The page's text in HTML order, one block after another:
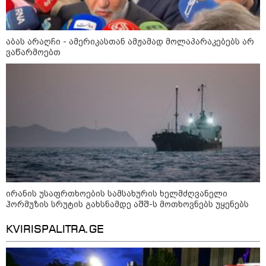
კონფლიქტები
აბას არაღჩი - ამერიკასთან ამჟამად მოლაპარაკებებს არ
ვაწარმოებთ
ირანის უსაფრთხოების სამსახურის ხელმძღვანელი
ჰორმუზის სრუტის გახსნამდე აშშ-ს მოთხოვნებს უყენებს
KVIRISPALITRA.GE